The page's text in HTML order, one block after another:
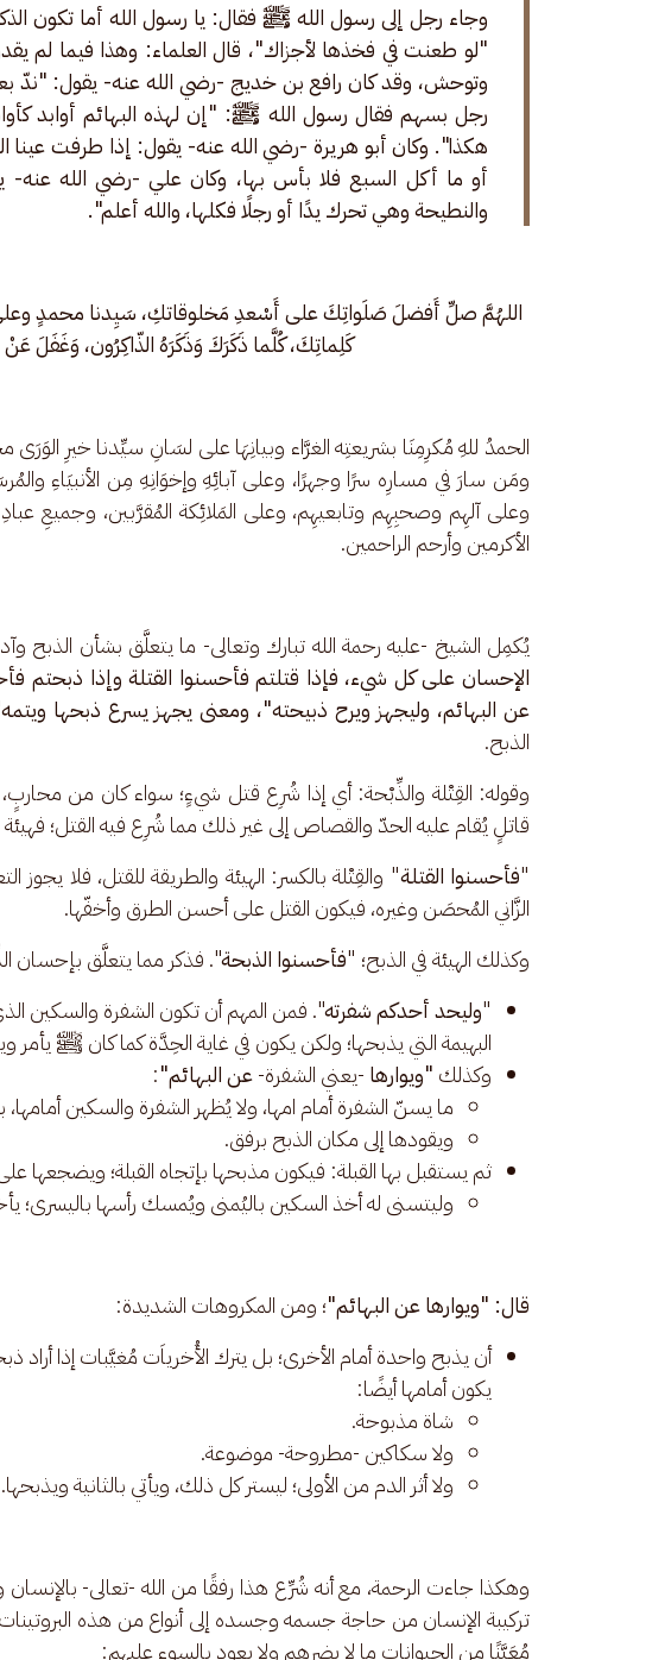
وجاء رجل إلى رسول الله ﷺ فقال: يا رسول الله أما تكون
"لو طعنت في فخذها لأجزاك"، قال العلماء: وهذا فيما لم
وتوحش، وقد كان رافع بن خديج -رضي الله عنه- يقول: "ندّ
رجل بسهم فقال رسول الله ﷺ: "إن لهذه البهائم أوابد
هكذا". وكان أبو هريرة -رضي الله عنه- يقول: إذا طرفت عينا
أو ما أكل السبع فلا بأس بها، وكان علي -رضي الله عنه-
والنطيحة وهي تحرك يدًا أو رجلًا فكلها، والله أعلم".
اللهُمَّ صلِّ أَفضلَ صَلَواتِكَ على أَسْعدِ مَخلوقاتكِ، سَيِدنا محمدٍ
كَلِماتِكَ، كُلَّما ذَكَرَكَ وَذَكَرَهُ الذّاكِرُون، وَغَفَلَ
الحمدُ للهِ مُكرِمِنَا بشريعتِه الغرَّاء وبيانِهَا على لسَانِ سيِّدنا خيرِ
ومَن سارَ في مسارِه سرًا وجهرًا، وعلى آبائِهِ وإخوَانِهِ مِن الأنبيَاءِ
وعلى آلهِم وصحبِهِم وتابعيهِم، وعلى المَلائِكة المُقرَّبين، وجميعِ
الأكرمين وأرحم الراحمين.
يُكمِل الشيخ -عليه رحمة الله تبارك وتعالى- ما يتعلَّق بشأن الذبح
الإحسان على كل شيء، فإذا قتلتم فأحسنوا القتلة وإذا ذبحتم
عن البهائم، وليجهز ويرح ذبيحته"، ومعنى يجهز يسرع ذبحها
الذبح.
وقوله: القِتْلة والذِّبْحة: أي إذا شُرِع قتل شيءٍ؛ سواء كان من
قاتلٍ يُقام عليه الحدّ والقصاص إلى غير ذلك مما شُرِع فيه القتل؛
"فأحسنوا القتلة" والقِتْلة بالكسر: الهيئة والطريقة للقتل، فلا
الزَّاني المُحصَن وغيره، فيكون القتل على أحسن الطرق وأخفّها.
وكذلك الهيئة في الذبح؛ "فأحسنوا الذبحة". فذكر مما يتعلَّق بإحسان
"وليحد أحدكم شفرته". فمن المهم أن تكون الشفرة والسكين
البهيمة التي يذبحها؛ ولكن يكون في غاية الحِدَّة كما كان ﷺ
وكذلك "ويوارها -يعني الشفرة-عن البهائم":
ما يسنّ الشفرة أمام امها، ولا يُظهر الشفرة والسكين
ويقودها إلى مكان الذبح برفق.
ثم يستقبل بها القبلة: فيكون مذبحها بإتجاه القبلة؛ ويضجعها
وليتسنى له أخذ السكين باليُمنى ويُمسك رأسها باليسرى؛
قال: "ويوارها عن البهائم"؛ ومن المكروهات الشديدة:
أن يذبح واحدة أمام الأخرى؛ بل يترك الأُخرياَت مُغيَّبات إذا
يكون أمامها أيضًا:
شاة مذبوحة.
ولا سكاكين -مطروحة- موضوعة.
ولا أثر الدم من الأولى؛ ليستر كل ذلك، ويأتي بالثانية ويذبحها.
وهكذا جاءت الرحمة، مع أنه شُرِّع هذا رفقًا من الله -تعالى- بالإنسان
تركيبة الإنسان من حاجة جسمه وجسده إلى أنواع من هذه
مُعَيَّنًا من الحيوانات ما لا يضرهم ولا يعود بالسوء عليهم: